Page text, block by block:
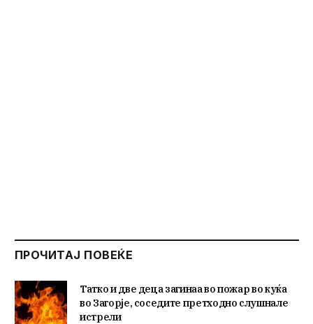
ПРОЧИТАЈ ПОВЕЌЕ
Татко и две деца загинаа во пожар во куќа
во Загорје, соседите претходно слушнале
истрели